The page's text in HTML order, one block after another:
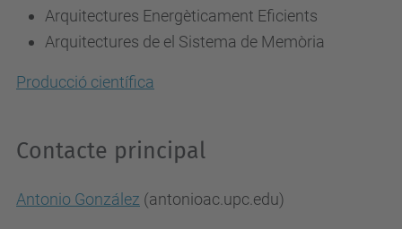
Arquitectures Energèticament Eficients
Arquitectures de el Sistema de Memòria
Producció científica
Contacte principal
Antonio González (antonioac.upc.edu)